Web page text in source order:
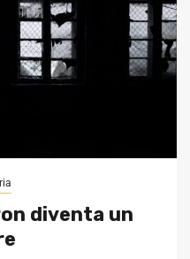
diventa un